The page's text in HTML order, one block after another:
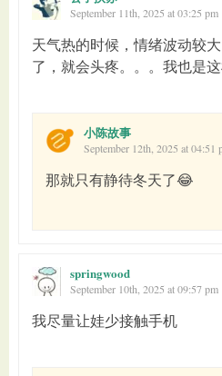
September 11th, 2025 at 03:25 pm
天气热的时候，情绪波动较
了，就会头疼。。。我也是
小陈故事
September 12th, 2025 at 04:51
那就只有静待冬天了😂
springwood
September 10th, 2025 at 09:57 pm
我尽量让娃少接触手机